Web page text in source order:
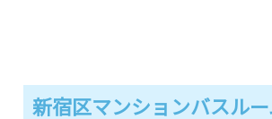
新宿区マンションバスル